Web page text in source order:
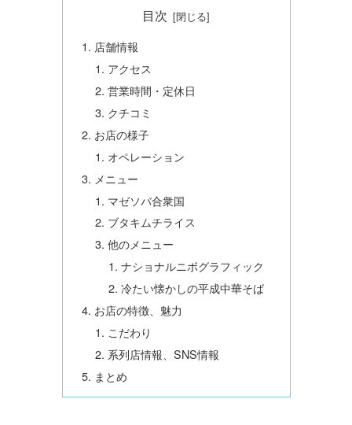
目次
店舗情報
アクセス
営業時間・定休日
クチコミ
お店の様子
オペレーション
メニュー
マゼソバ合衆国
ブタキムチライス
他のメニュー
ナショナルニボグラフィック
冷たい懐かしの平成中華そば
お店の特徴、魅力
こだわり
系列店情報、SNS情報
まとめ